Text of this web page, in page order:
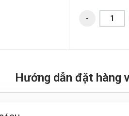
Hướng dẫn đặt hàng